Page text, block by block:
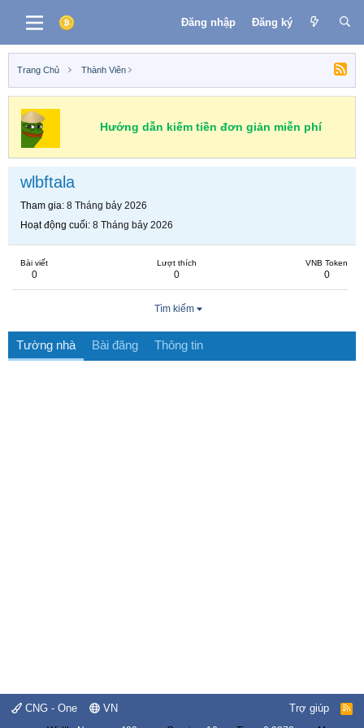
Đăng nhập Đăng ký
Trang Chủ Thành Viên
Hướng dẫn kiếm tiền đơn giản miễn phí
wlbftala
Tham gia 8 Tháng bảy 2026
Hoạt động cuối 8 Tháng bảy 2026
Bài viết
0
Lượt thích
0
VNB Token
0
Tìm kiếm
Tường nhà Bài đăng Thông tin
CNG - One VN Trợ giúp
R